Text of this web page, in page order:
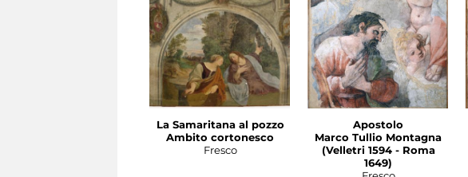
La Samaritana al pozzo
Ambito cortonesco
Fresco
Apostolo
Marco Tullio Montagna
(Velletri 1594 - Roma
1649)